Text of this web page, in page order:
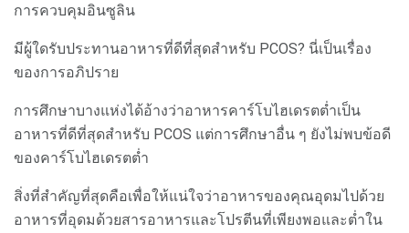
การควบคุมอินซูลิน
มีผู้ใดรับประทานอาหารที่ดีที่สุดสำหรับ PCOS? นี่เป็นเรื่อง
ของการอภิปราย
การศึกษาบางแห่งได้อ้างว่าอาหารคาร์โบไฮเดรตต่ำเป็น
อาหารที่ดีที่สุดสำหรับ PCOS แต่การศึกษาอื่น ๆ ยังไม่พบข้อดี
ของคาร์โบไฮเดรตต่ำ
สิ่งที่สำคัญที่สุดคือเพื่อให้แน่ใจว่าอาหารของคุณอุดมไปด้วย
อาหารที่อุดมด้วยสารอาหารและโปรตีนที่เพียงพอและต่ำใน